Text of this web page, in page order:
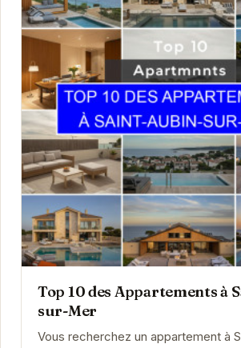
Top 10 des Appartements à
sur-Mer
Vous recherchez un appartement à